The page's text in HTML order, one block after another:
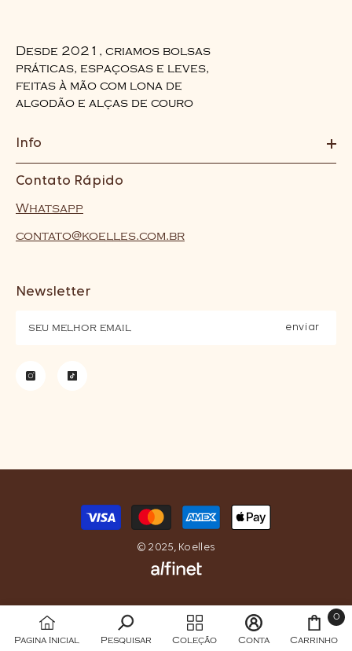
Desde 2021, criamos bolsas
práticas, espaçosas e leves,
feitas à mão com lona de
algodão e alças de couro
Info
Contato Rápido
Whatsapp
contato@koelles.com.br
Newsletter
enviar
Formas
de
pagamento
© 2025, Koelles
Pagina Inicial Pesquisar Coleção Conta Carrinho
0